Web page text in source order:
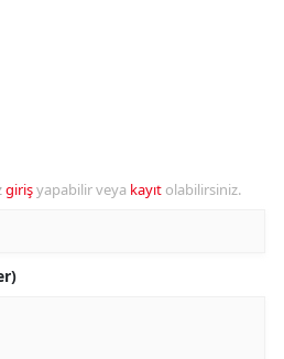
girişyapabilir veya kayıt olabilirsiniz.